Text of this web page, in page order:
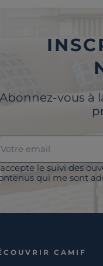
Abonnez-vous à
le suivi des
qui me sont
CAMIF